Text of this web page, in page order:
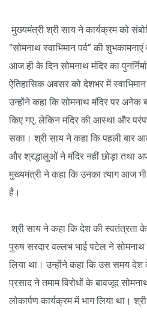
मुख्यमंत्री श्री साय ने कार्यक्रम को
“सोमनाथ स्वाभिमान पर्व” की
आज ही के दिन सोमनाथ मंदिर का
ऐतिहासिक अवसर को देशभर में
उन्होंने कहा कि सोमनाथ मंदिर पर अनेक
किए गए, लेकिन मंदिर की आस्था और
सका। श्री साय ने कहा कि पहली बार
और श्रद्धालुओं ने मंदिर नहीं छोड़ा तथा
मुख्यमंत्री ने कहा कि उनका त्याग आज भी
है।
श्री साय ने कहा कि देश की स्वतंत्रता के
पुरुष सरदार वल्लभ भाई पटेल ने सोमनाथ
लिया था। उन्होंने कहा कि उस समय देश
प्रसाद ने तमाम विरोधों के बावजूद
लोकार्पण कार्यक्रम में भाग लिया था।